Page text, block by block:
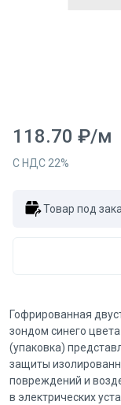
118.70 ₽/м
С НДС 22%
Товар под
Гофрированная
зондом синего
(упаковка)
защиты
повреждений и
в электрических